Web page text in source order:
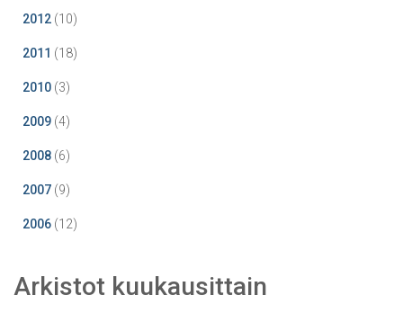
2012 (10)
2011 (18)
2010 (3)
2009 (4)
2008 (6)
2007 (9)
2006 (12)
Arkistot kuukausittain